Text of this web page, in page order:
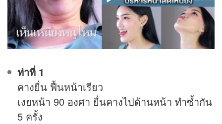
ท่าที่ 1
คางยื่น ฟื้นหน้าเรียว
เงยหน้า 90 องศา ยื่นคางไปด้านหน้า ทำซ้ำกัน
5 ครั้ง